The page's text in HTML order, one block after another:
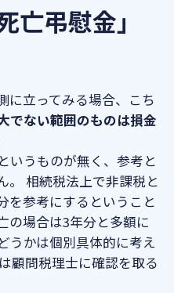
亡弔慰金」
に立ってみる場合、こち
でない範囲のものは損金
いうものが無く、参考と
。 相続税法上で非課税と
を参考にするということ
の場合は3年分と多額に
うかは個別具体的に考え
顧問税理士に確認を取る